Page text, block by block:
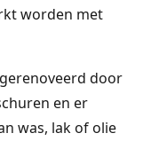
worden met
door
en er
was, lak of olie